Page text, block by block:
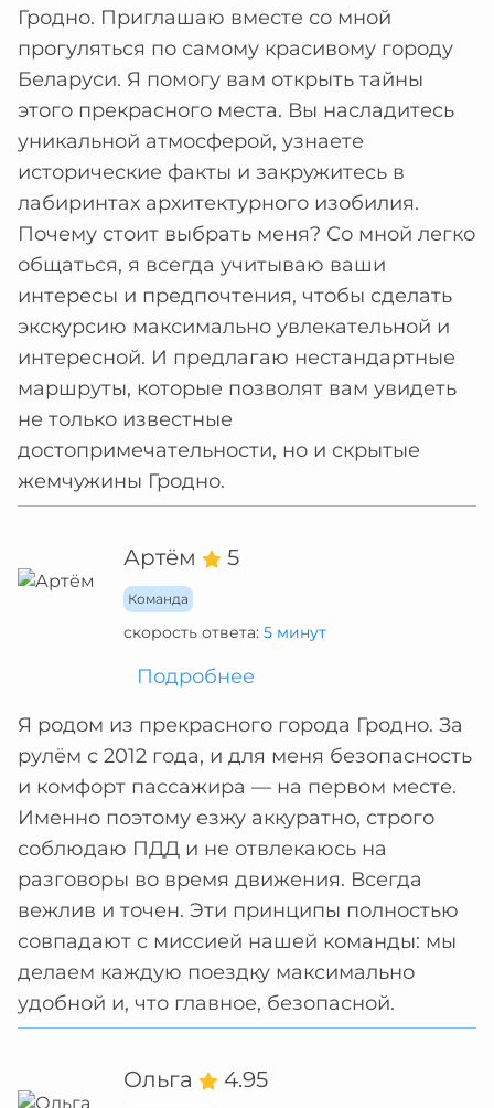
Гродно. Приглашаю вместе со мной
прогуляться по самому красивому городу
Беларуси. Я помогу вам открыть тайны
этого прекрасного места. Вы насладитесь
уникальной атмосферой, узнаете
исторические факты и закружитесь в
лабиринтах архитектурного изобилия.
Почему стоит выбрать меня? Со мной легко
общаться, я всегда учитываю ваши
интересы и предпочтения, чтобы сделать
экскурсию максимально увлекательной и
интересной. И предлагаю нестандартные
маршруты, которые позволят вам увидеть
не только известные
достопримечательности, но и скрытые
жемчужины Гродно.
Артём 5
Команда
скорость ответа: 5 минут
Подробнее
Я родом из прекрасного города Гродно. За
рулём с 2012 года, и для меня безопасность
и комфорт пассажира — на первом месте.
Именно поэтому езжу аккуратно, строго
соблюдаю ПДД и не отвлекаюсь на
разговоры во время движения. Всегда
вежлив и точен. Эти принципы полностью
совпадают с миссией нашей команды: мы
делаем каждую поездку максимально
удобной и, что главное, безопасной.
Ольга 4.95